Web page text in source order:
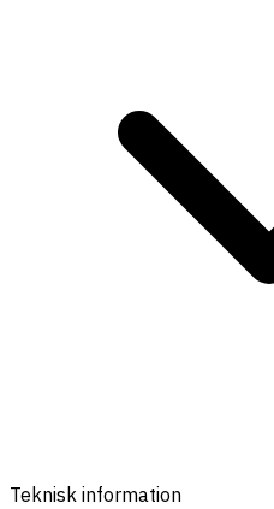
Teknisk information